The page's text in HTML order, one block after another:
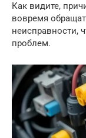
Как видите,
вовремя
неисправности,
проблем.